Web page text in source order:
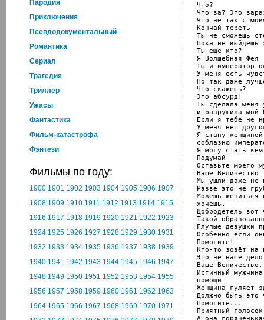
Пародия
Приключения
Псевдодокументальный
Романтика
Cериал
Трагедия
Триллер
Ужасы
Фантастика
Фильм-катастрофа
Фэнтези
Фильмы по году:
1900 1901 1902 1903 1904 1905 1906 1907
1908 1909 1910 1911 1912 1913 1914 1915
1916 1917 1918 1919 1920 1921 1922 1923
1924 1925 1926 1927 1928 1929 1930 1931
1932 1933 1934 1935 1936 1937 1938 1939
1940 1941 1942 1943 1944 1945 1946 1947
1948 1949 1950 1951 1952 1953 1954 1955
1956 1957 1958 1959 1960 1961 1962 1963
1964 1965 1966 1967 1968 1969 1970 1971
Что?
Что за? Это
Что не так с
Кончай тереть
Ты не сможешь
Пока не выйдешь
Ты ещё кто?
Я Волшебная Фея
Ты и император
У меня есть
Но так даже
Что скажешь?
Это абсурд!
Ты сделала меня
и разрушила мой
Если я тебе не
У меня нет
Я стану
соблазню
Я могу стать
Подумай
Оставьте моего
Ваше Величество
Мы ушли даже не
Разве это не
Можешь жениться
хочешь.
Добродетель вот
Такой
Глупые девушки
Особенно если
Помогите!
Кто-то зовёт на
Это не наше дело
Ваше Величество,
Истинный
помощи
Женщина гуляет
Должно быть это
Помогите...
Приятный
А она